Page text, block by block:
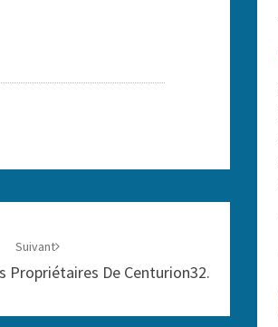
Suivant
Propriétaires De Centurion32.